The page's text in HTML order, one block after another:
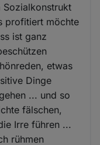
profitiert möchte
ist ganz
etwas
Dinge
... und so
fälschen,
Irre führen ...
rühmen